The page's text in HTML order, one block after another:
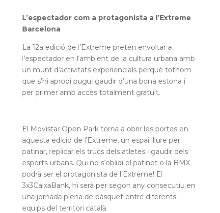
L’espectador com a protagonista a l’Extreme
Barcelona
La 12a edició de l’Extreme pretén envoltar a
l’espectador en l’ambient de la cultura urbana amb
un munt d’activitats experiencials perquè tothom
que s’hi apropi pugui gaudir d’una bona estona i
per primer amb accés totalment gratuït.
El Movistar Open Park torna a obrir les portes en
aquesta edició de l’Extreme, un espai lliure per
patinar, replicar els trucs dels atletes i gaudir dels
esports urbans. Qui no s’oblidi el patinet o la BMX
podrà ser el protagonista de l’Extreme! El
3x3CaixaBank, hi serà per segon any consecutiu en
una jornada plena de bàsquet entre diferents
equips del territori català.